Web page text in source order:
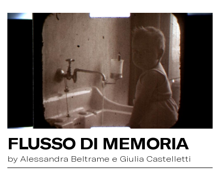
FLUSSO DI MEMORIA
by Alessandra Beltrame e Giulia Castelletti